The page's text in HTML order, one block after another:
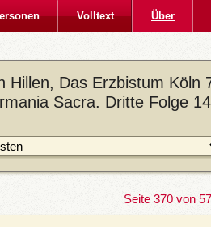
Volltext Über
Hillen, Das Erzbistum Köln
Sacra. Dritte Folge
Seite 370 von